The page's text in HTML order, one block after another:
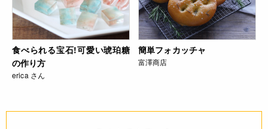
食べられる宝石!可愛い琥珀糖
の作り方
erica さん
簡単フォカッチャ
富澤商店